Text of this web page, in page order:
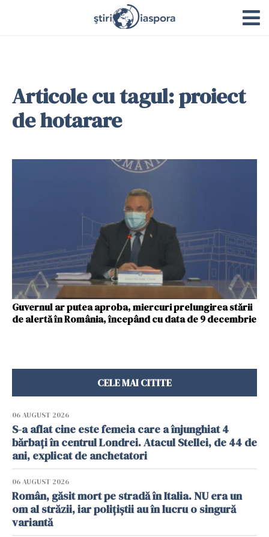
Articole cu tagul: proiect
de hotarare
Guvernul ar putea aproba, miercuri prelungirea stării
de alertă în România, începând cu data de 9 decembrie
CELE MAI CITITE
06 AUGUST 2026
S-a aflat cine este femeia care a înjunghiat 4
bărbați în centrul Londrei. Atacul Stellei, de 44 de
ani, explicat de anchetatori
06 AUGUST 2026
Român, găsit mort pe stradă în Italia. NU era un
om al străzii, iar polițiștii au în lucru o singură
variantă